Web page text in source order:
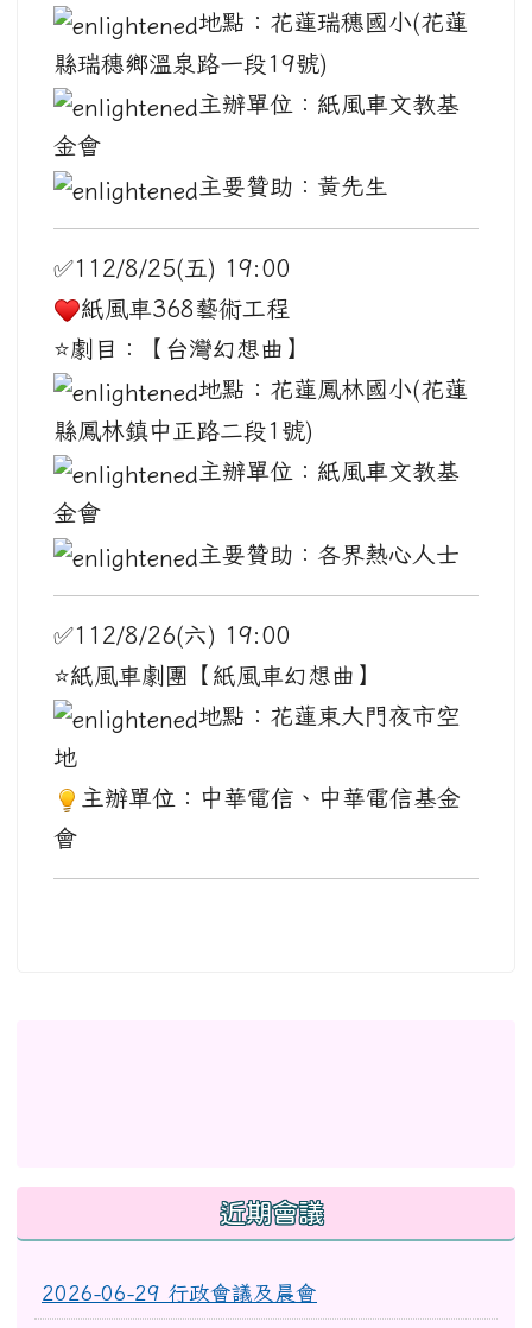
地點：花蓮瑞穗國小(花蓮
縣瑞穗鄉溫泉路一段19號)
主辦單位：紙風車文教基
金會
主要贊助：黃先生
✅112/8/25(五) 19:00
紙風車368藝術工程
⭐️劇目：【台灣幻想曲】
地點：花蓮鳳林國小(花蓮
縣鳳林鎮中正路二段1號)
主辦單位：紙風車文教基
金會
主要贊助：各界熱心人士
✅112/8/26(六) 19:00
⭐️紙風車劇團【紙風車幻想曲】
地點：花蓮東大門夜市空
地
主辦單位：中華電信、中華電信基金
會
近期會議
2026-06-29 行政會議及晨會